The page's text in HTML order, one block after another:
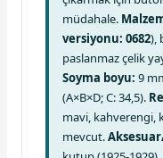
müdahale.
versiyonu: 0682),
paslanmaz çelik
Soyma boyu: 9
(A×B×D; C: 34,5).
mavi, kahverengi,
mevcut.